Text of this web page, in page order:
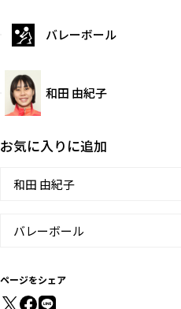
バレーボール
和田 由紀子
お気に入りに追加
和田 由紀子
バレーボール
ページをシェア